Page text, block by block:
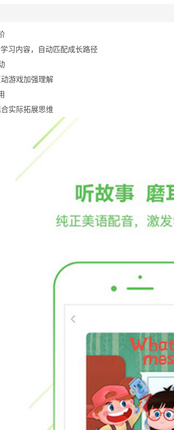
习内容，自动匹配成长路径
游戏加强理解
实际拓展思维